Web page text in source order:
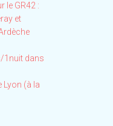
le GR42 :
et
1nuit dans
Lyon (à la